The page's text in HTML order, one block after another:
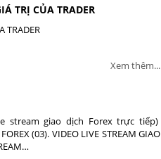
TRỊ CỦA TRADER
TRADER
Xem thêm...
stream giao dịch Forex trực tiếp)
(03). VIDEO LIVE STREAM GIAO